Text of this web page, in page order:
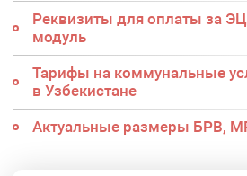
Реквизиты для оплаты за
модуль
Тарифы на коммунальные
в Узбекистане
Актуальные размеры БРВ,